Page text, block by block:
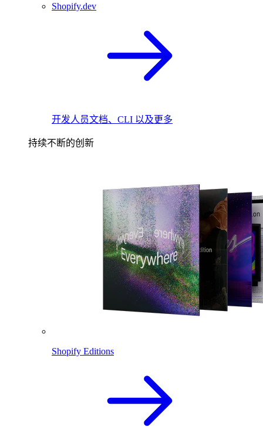
Shopify.dev
开发人员文档、CLI 以及更多
持续不断的创新
Shopify Editions